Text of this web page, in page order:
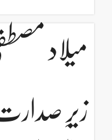
میلاد
زیرِ